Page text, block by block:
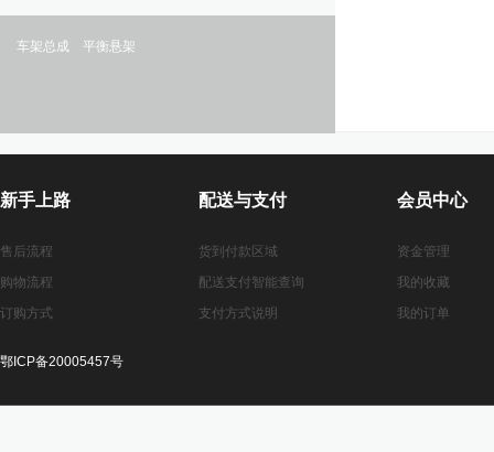
车架总成 平衡悬架
新手上路
售后流程
购物流程
订购方式
配送与支付
货到付款区域
配送支付智能查询
支付方式说明
会员中心
资金管理
我的收藏
我的订单
鄂ICP备20005457号